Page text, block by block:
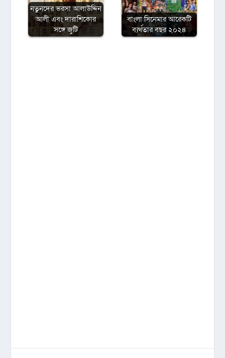
নতুনদের ভরসা আলাউদ্দিন
আলী এবং দারাশিকোর
সঙ্গে জুটি
বাংলা সিনেমার আরেকটি
ব্যর্থতার বছর ২০২৪